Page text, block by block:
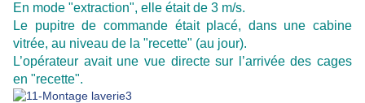
En mode "extraction", elle était de 3 m/s.
Le pupitre de commande était placé, dans une cabine
vitrée, au niveau de la "recette" (au jour).
L’opérateur avait une vue directe sur l’arrivée des cages
en "recette".